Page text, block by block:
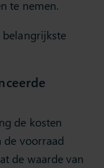
te nemen.
belangrijkste
de kosten
de voorraad
de waarde van